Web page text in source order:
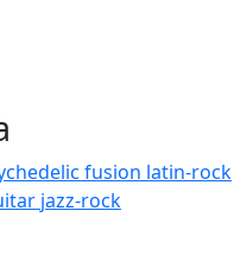
fusion latin-rock
jazz-rock